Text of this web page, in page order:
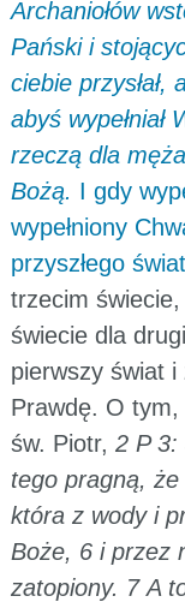
Archaniołów
Pański i
ciebie
abyś wypełniał
rzeczą dla
Bożą. I gdy
wypełniony
przyszłego
trzecim
świecie dla
pierwszy świat
Prawdę. O
św. Piotr, 2 P 3:
tego pragną, że
która z wody i
Boże, 6 i przez
zatopiony. 7 A